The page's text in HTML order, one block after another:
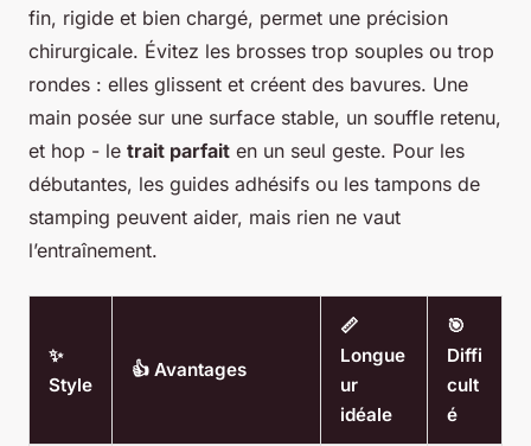
fin, rigide et bien chargé, permet une précision
chirurgicale. Évitez les brosses trop souples ou trop
rondes : elles glissent et créent des bavures. Une
main posée sur une surface stable, un souffle retenu,
et hop - le trait parfait en un seul geste. Pour les
débutantes, les guides adhésifs ou les tampons de
stamping peuvent aider, mais rien ne vaut
l’entraînement.
✨
Style
👍 Avantages
📏
Longue
ur
idéale
🎯
Diffi
cult
é